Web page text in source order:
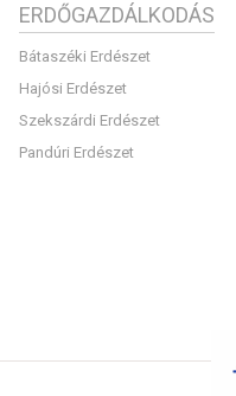
ERDŐGAZDÁLKODÁS
Bátaszéki Erdészet
Hajósi Erdészet
Szekszárdi Erdészet
Pandúri Erdészet